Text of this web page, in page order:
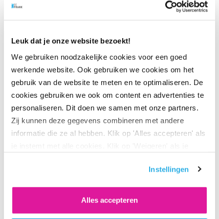
Leuk dat je onze website bezoekt!
We gebruiken noodzakelijke cookies voor een goed
werkende website. Ook gebruiken we cookies om het
gebruik van de website te meten en te optimaliseren. De
cookies gebruiken we ook om content en advertenties te
personaliseren. Dit doen we samen met onze partners.
Zij kunnen deze gegevens combineren met andere
informatie die ze al hebben. Klik op 'Alles accepteren' als
vind je meer informatie. Je kunt altijd je toestemming
Instellingen
Alles accepteren
beleggen voor de pensioenopbouw en dus voor de lange
voor goede en lastige tijden.
Altijd zicht op beleggingsrendementen
Wist je dat werknemers 24/7 hun beleggingsrendementen
bij BeFrank kunnen volgen? Dat kan heel eenvoudig via
onze app en op hunpersoonlijke pensioenpagina.
We hebben deze informatie met veel zorg samengesteld, je